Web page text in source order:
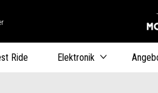
Ride Elektronik